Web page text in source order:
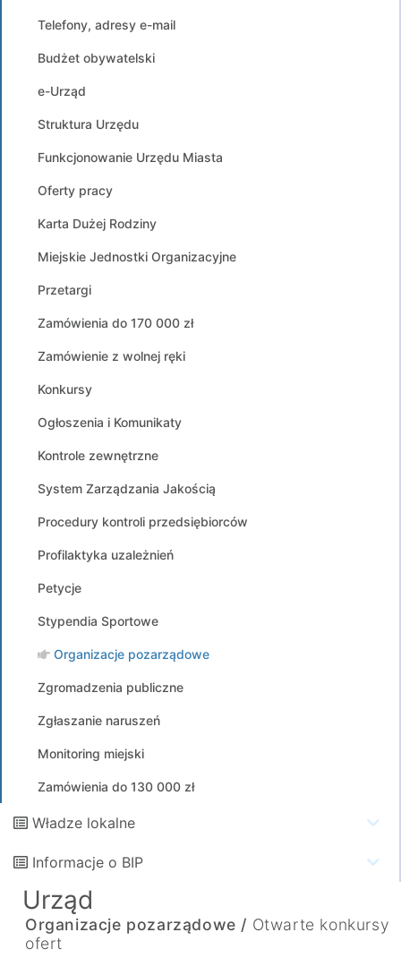
Telefony, adresy e-mail
Budżet obywatelski
e-Urząd
Struktura Urzędu
Funkcjonowanie Urzędu Miasta
Oferty pracy
Karta Dużej Rodziny
Miejskie Jednostki Organizacyjne
Przetargi
Zamówienia do 170 000 zł
Zamówienie z wolnej ręki
Konkursy
Ogłoszenia i Komunikaty
Kontrole zewnętrzne
System Zarządzania Jakością
Procedury kontroli przedsiębiorców
Profilaktyka uzależnień
Petycje
Stypendia Sportowe
Organizacje pozarządowe
Zgromadzenia publiczne
Zgłaszanie naruszeń
Monitoring miejski
Zamówienia do 130 000 zł
Władze lokalne
Informacje o BIP
Urząd
Organizacje pozarządowe / Otwarte konkursy
ofert